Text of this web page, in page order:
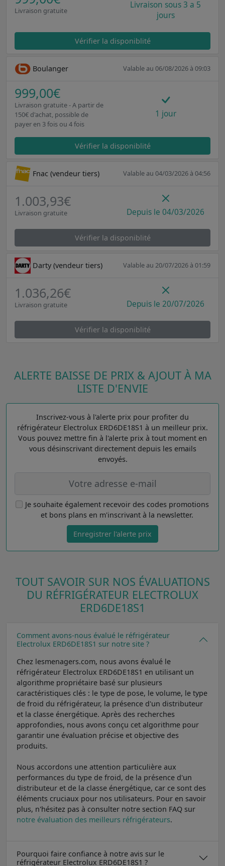
Livraison gratuite
Livraison sous 3 a 5
jours
Vérifier la disponiblité
Boulanger Valable au 06/08/2026 à 09:03
999,00€
Livraison gratuite - A partir de
150€ d'achat, possible de
payer en 3 fois ou 4 fois
1 jour
Vérifier la disponiblité
Fnac (vendeur tiers) Valable au 04/03/2026 à 04:56
1.003,93€
Livraison gratuite Depuis le 04/03/2026
Vérifier la disponiblité
Darty (vendeur tiers) Valable au 20/07/2026 à 01:59
1.036,26€
Livraison gratuite Depuis le 20/07/2026
Vérifier la disponiblité
ALERTE BAISSE DE PRIX & AJOUT À MA
LISTE D'ENVIE
Inscrivez-vous à l'alerte prix pour profiter du
réfrigérateur Electrolux ERD6DE18S1 à un meilleur prix.
Vous pouvez mettre fin à l'alerte prix à tout moment en
vous désinscrivant directement depuis les emails
envoyés.
Je souhaite également recevoir des codes promotions
et bons plans en m'inscrivant à la newsletter.
Enregistrer l'alerte prix
TOUT SAVOIR SUR NOS ÉVALUATIONS
DU RÉFRIGÉRATEUR ELECTROLUX
ERD6DE18S1
Comment avons-nous évalué le réfrigérateur
Electrolux ERD6DE18S1 sur notre site ?
Chez lesmenagers.com, nous avons évalué le
réfrigérateur Electrolux ERD6DE18S1 en utilisant un
algorithme propriétaire basé sur plusieurs
caractéristiques clés : le type de pose, le volume, le type
de froid du réfrigérateur, la présence d'un distributeur
et la classe énergétique. Après des recherches
approfondies, nous avons conçu cet algorithme pour
garantir une évaluation précise et objective des
produits.
Nous accordons une attention particulière aux
performances du type de froid, de la présence d'un
distributeur et de la classe énergétique, car ce sont des
éléments cruciaux pour nos utilisateurs. Pour en savoir
plus, n'hésitez pas à consulter notre section FAQ sur
notre évaluation des meilleurs réfrigérateurs.
Pourquoi faire confiance à notre avis sur le
réfrigérateur Electrolux ERD6DE18S1 ?